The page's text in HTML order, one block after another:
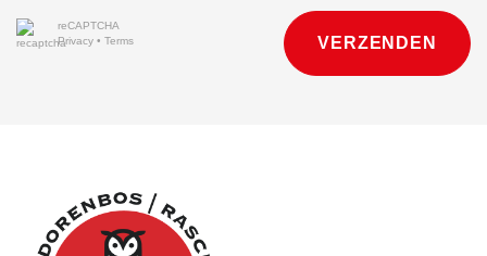
reCAPTCHA
Privacy • Terms VERZENDEN